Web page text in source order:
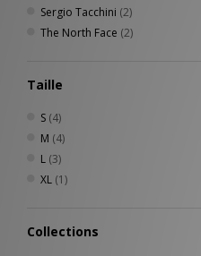
Sergio Tacchini (2)
The North Face (2)
Taille
S (4)
M (4)
L (3)
XL (1)
Collections